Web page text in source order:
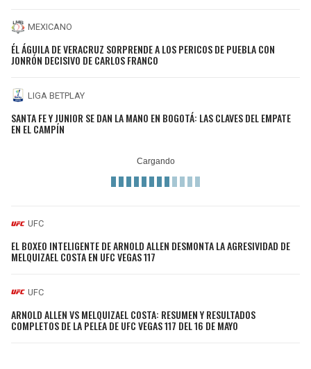
MEXICANO
ÉL ÁGUILA DE VERACRUZ SORPRENDE A LOS PERICOS DE PUEBLA CON
JONRÓN DECISIVO DE CARLOS FRANCO
LIGA BETPLAY
SANTA FE Y JUNIOR SE DAN LA MANO EN BOGOTÁ: LAS CLAVES DEL EMPATE
EN EL CAMPÍN
UFC
EL BOXEO INTELIGENTE DE ARNOLD ALLEN DESMONTA LA AGRESIVIDAD DE
MELQUIZAEL COSTA EN UFC VEGAS 117
UFC
ARNOLD ALLEN VS MELQUIZAEL COSTA: RESUMEN Y RESULTADOS
COMPLETOS DE LA PELEA DE UFC VEGAS 117 DEL 16 DE MAYO